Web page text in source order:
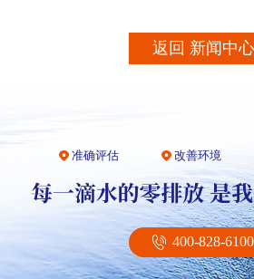
返回 新闻中心
准确评估 改善环境
400-828-6100